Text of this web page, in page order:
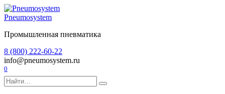
Перейти
к
Pneumosystem
Промышленная пневматика
8 (800) 222-60-22
info@pneumosystem.ru
0
Search
for: